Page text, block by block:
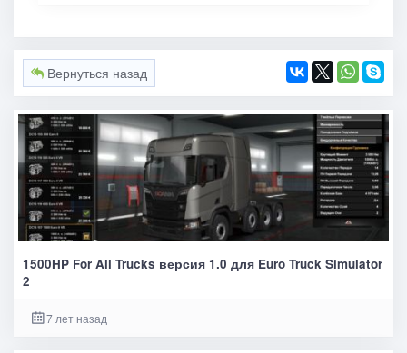
Вернуться назад
1500HP For All Trucks версия 1.0 для Euro Truck Simulator
2
7 лет назад